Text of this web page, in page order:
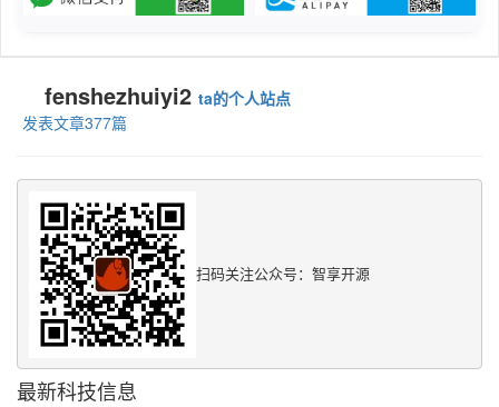
fenshezhuiyi2 ta的个人站点
发表文章377篇
扫码关注公众号：智享开源
最新科技信息